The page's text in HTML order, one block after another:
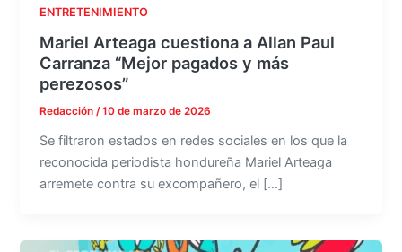
ENTRETENIMIENTO
Mariel Arteaga cuestiona a Allan Paul
Carranza “Mejor pagados y más
perezosos”
Redacción/10 de marzo de 2026
Se filtraron estados en redes sociales en los que la
reconocida periodista hondureña Mariel Arteaga
arremete contra su excompañero, el […]